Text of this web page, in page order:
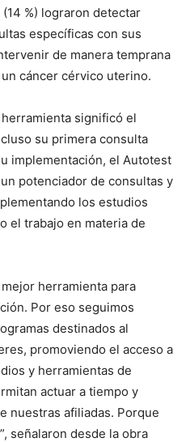
%) lograron detectar
específicas con sus
de manera temprana
cáncer cérvico uterino.
significó el
su primera consulta
implementación, el Autotest
potenciador de consultas y
los estudios
el trabajo en materia de
mejor herramienta para
Por eso seguimos
destinados al
promoviendo el acceso a
y herramientas de
actuar a tiempo y
nuestras afiliadas. Porque
señalaron desde la obra